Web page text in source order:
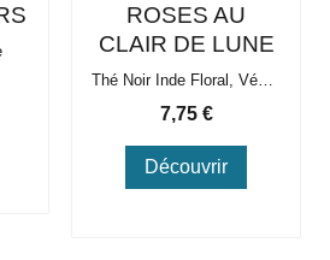
ROSES AU
CLAIR DE LUNE
Prix
7,75 €
Découvrir